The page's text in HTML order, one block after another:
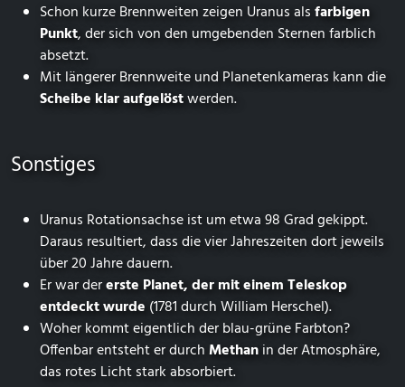
Schon kurze Brennweiten zeigen Uranus alsfarbigen
Punkt, der sich von den umgebenden Sternen farblich
absetzt.
Mit längerer Brennweite und Planetenkameras kann die
Scheibe klar aufgelöstwerden.
Sonstiges
Uranus Rotationsachse ist um etwa 98 Grad gekippt.
Daraus resultiert, dass die vier Jahreszeiten dort jeweils
über 20 Jahre dauern.
Er war dererste Planet, der mit einem Teleskop
entdeckt wurde (1781 durch William Herschel).
Woher kommt eigentlich der blau-grüne Farbton?
Offenbar entsteht er durchMethanin der Atmosphäre,
das rotes Licht stark absorbiert.